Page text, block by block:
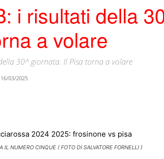
i risultati della
a volare
30^ giornata. Il Pisa torna a volare
16/03/2025
IL NUMERO CINQUE ( FOTO DI SALVATORE FORNELLI )